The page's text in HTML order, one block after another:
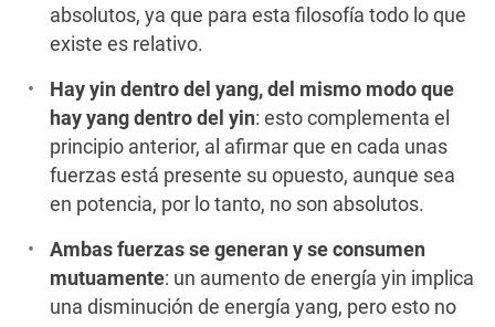
absolutos, ya que para esta filosofía todo lo que
existe es relativo.
Hay yin dentro del yang, del mismo modo que
hay yang dentro del yin: esto complementa el
principio anterior, al afirmar que en cada unas
fuerzas está presente su opuesto, aunque sea
en potencia, por lo tanto, no son absolutos.
Ambas fuerzas se generan y se consumen
mutuamente: un aumento de energía yin implica
una disminución de energía yang, pero esto no